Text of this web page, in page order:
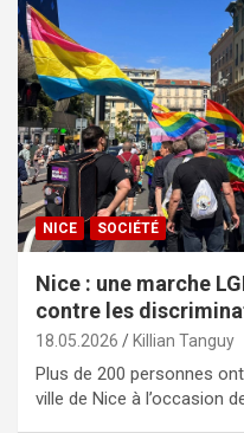
NICE SOCIÉTÉ
Nice : une marche
contre les
18.05.2026 Killian Tanguy
Plus de 200 personnes
ville de Nice à l’occasion de